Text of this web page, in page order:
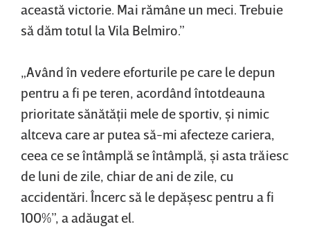
această victorie. Mai rămâne un meci. Trebuie
să dăm totul la Vila Belmiro.”
„Având în vedere eforturile pe care le depun
pentru a fi pe teren, acordând întotdeauna
prioritate sănătăţii mele de sportiv, şi nimic
altceva care ar putea să-mi afecteze cariera,
ceea ce se întâmplă se întâmplă, şi asta trăiesc
de luni de zile, chiar de ani de zile, cu
accidentări. Încerc să le depăşesc pentru a fi
100%”, a adăugat el.